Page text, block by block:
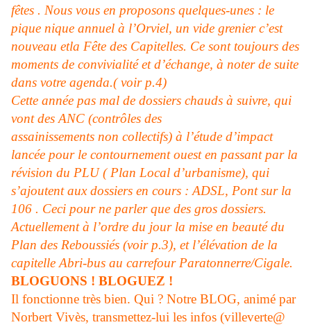
fêtes . Nous vous en proposons quelques-unes : le
pique nique annuel à l’Orviel, un vide grenier c’est
nouveau etla Fête des Capitelles. Ce sont toujours des
moments de convivialité et d’échange, à noter de suite
dans votre agenda.( voir p.4)
Cette année pas mal de dossiers chauds à suivre, qui
vont des ANC (contrôles des
assainissements non collectifs) à l’étude d’impact
lancée pour le contournement ouest en passant par la
révision du PLU ( Plan Local d’urbanisme), qui
s’ajoutent aux dossiers en cours : ADSL, Pont sur la
106 . Ceci pour ne parler que des gros dossiers.
Actuellement à l’ordre du jour la mise en beauté du
Plan des Reboussiés (voir p.3), et l’élévation de la
capitelle Abri-bus au carrefour Paratonnerre/Cigale.
BLOGUONS ! BLOGUEZ !
Il fonctionne très bien. Qui ? Notre BLOG, animé par
Norbert Vivès, transmettez-lui les infos (villeverte@